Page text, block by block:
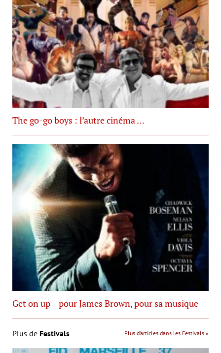
The go-go boys : l’autre cinéma …
Get on up – pour James Brown, pour sa musique
Plus de Festivals Plus d’articles dans les Festivals »